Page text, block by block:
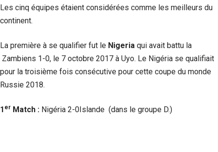
Les cinq équipes étaient considérées comme les meilleurs du
continent.
La première à se qualifier fut le Nigeria qui avait battu la
Zambiens 1-0, le 7 octobre 2017 à Uyo. Le Nigéria se qualifiait
pour la troisième fois consécutive pour cette coupe du monde
Russie 2018.
1 er Match : Nigéria 2-0Islande (dans le groupe D.)